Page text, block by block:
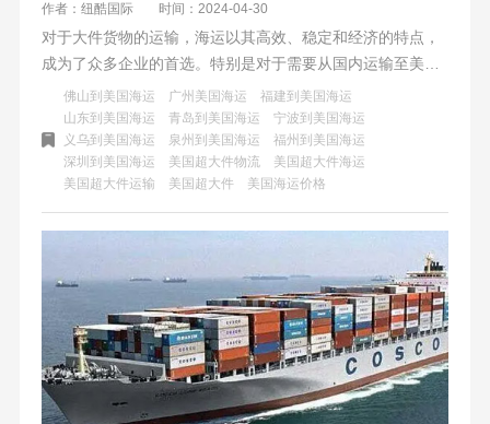
作者：纽酷国际 时间：2024-04-30
对于大件货物的运输，海运以其高效、稳定和经济的特点，
成为了众多企业的首选。特别是对于需要从国内运输至美国
的大件货物，海运不仅确保了货物安全、准时到达目的地，
还为企业节省了大量的运输成本。本文将深入探讨美国大件
海运的费用构成、计算方法、市场行情以及节省费用的策
略，为企业提供更全面、实用的物流运输指南。
佛山到美国海运 广州美国海运
福建到美国海运
山东到美国海运
青岛到美国海运
宁波到美国海运
义乌到美国海运
泉州到美国海运
福州到美国海运
深圳到美国海运
美国超大件物流
美国超大件海运
美国超大件运输
美国超大件 美国海运价格